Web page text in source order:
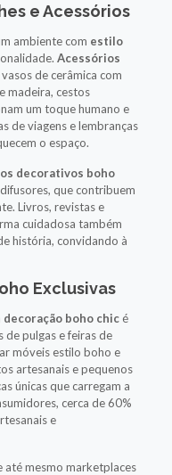
e Acessórios
ambiente com estilo
Acessórios
de cerâmica com
madeira, cestos
um toque humano e
de viagens e lembranças
o espaço.
decorativos boho
que contribuem
Livros, revistas e
cuidadosa também
história, convidando à
Exclusivas
decoração boho chicé
de pulgas e feiras de
móveis estilo boho e
artesanais e pequenos
únicas que carregam a
cerca de 60%
e
até mesmo marketplaces